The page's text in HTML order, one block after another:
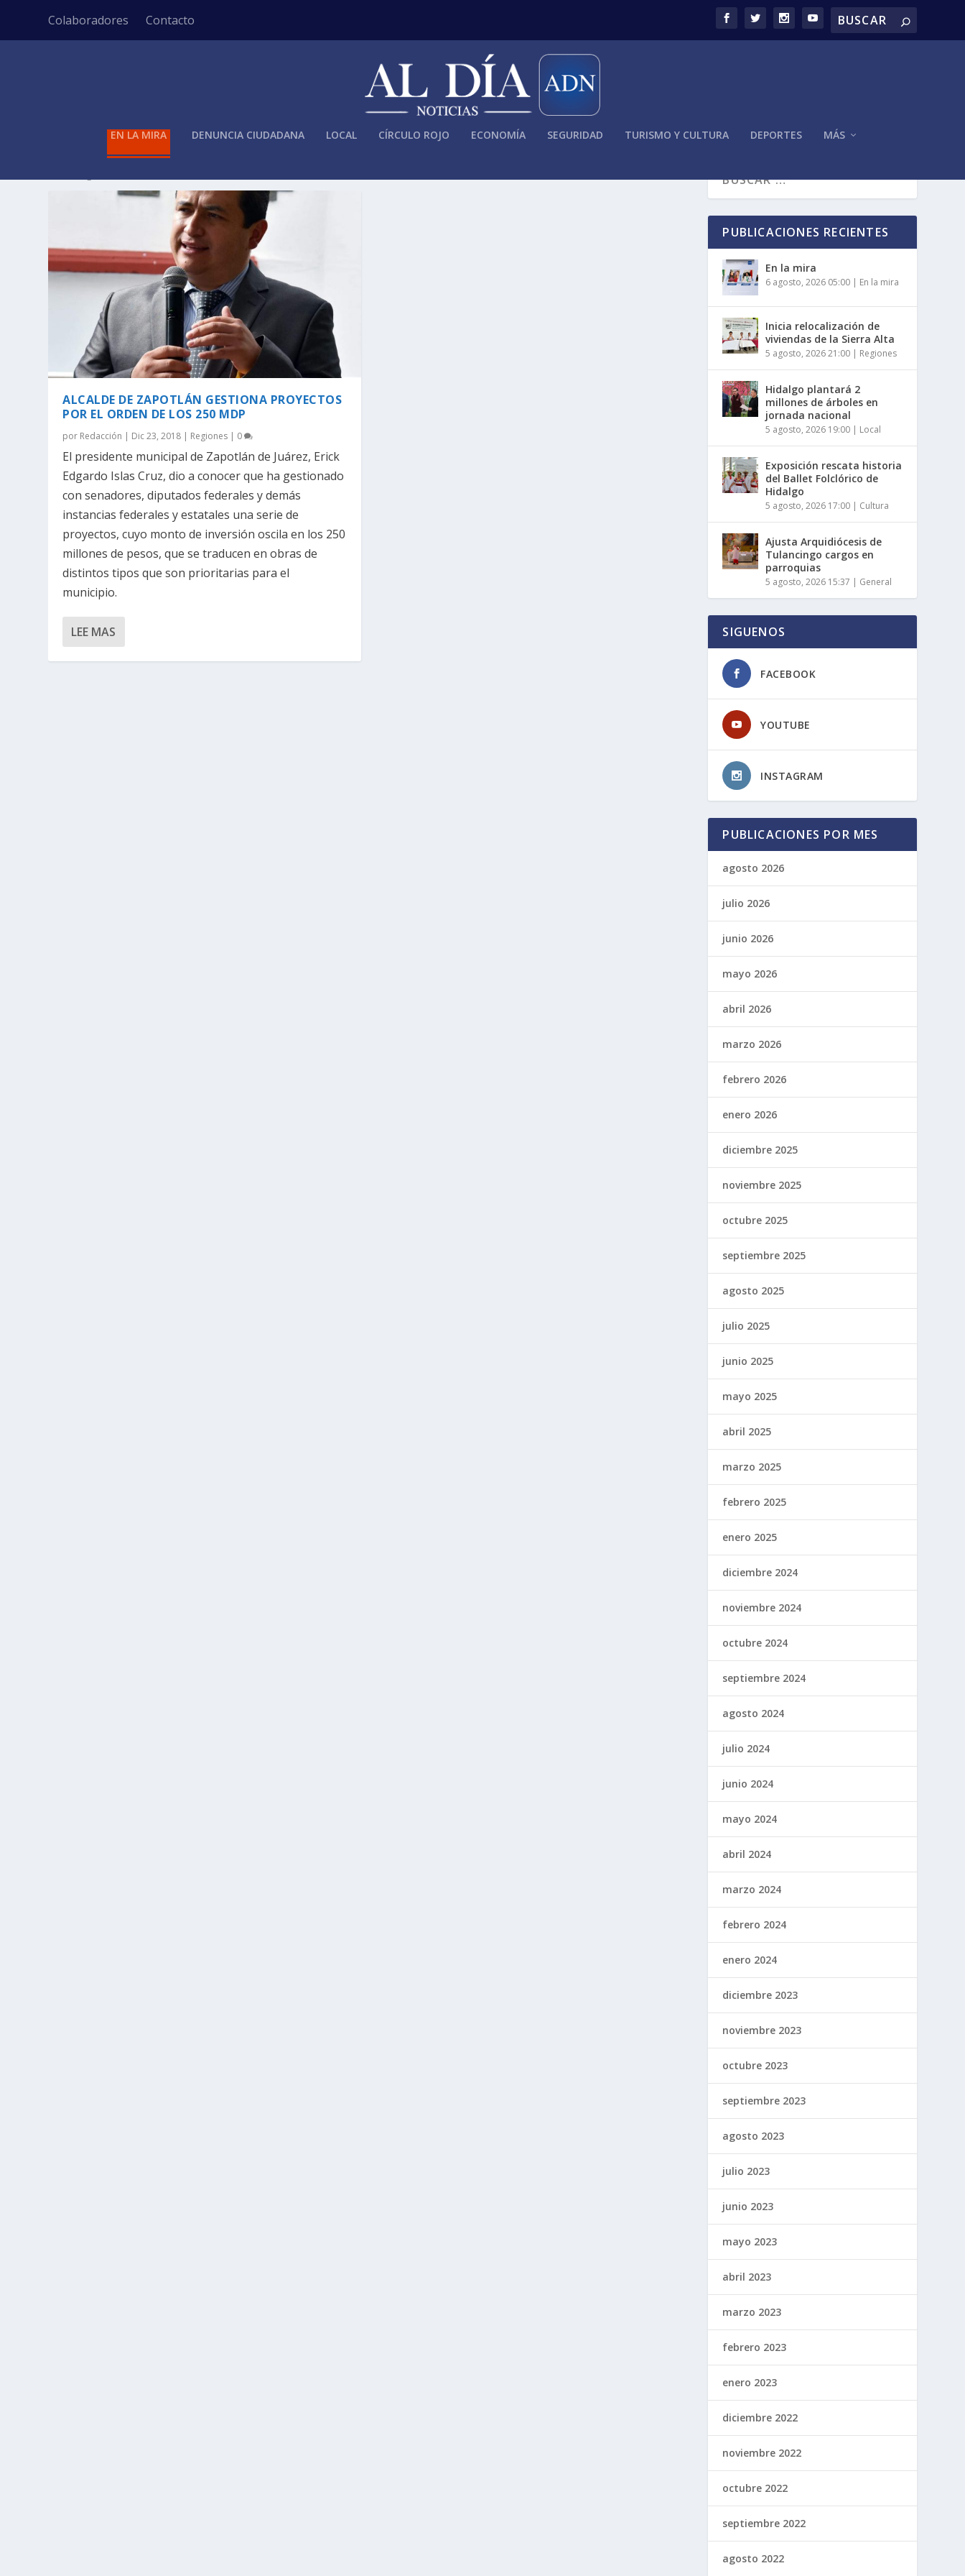
Colaboradores Contacto
EN LA MIRA DENUNCIA CIUDADANA LOCAL CÍRCULO ROJO ECONOMÍA SEGURIDAD TURISMO Y CULTURA DEPORTES MÁS
ALCALDE DE ZAPOTLÁN GESTIONA PROYECTOS
POR EL ORDEN DE LOS 250 MDP
por Redacción | Dic 23, 2018 | Regiones | 0
El presidente municipal de Zapotlán de Juárez, Erick
Edgardo Islas Cruz, dio a conocer que ha gestionado
con senadores, diputados federales y demás
instancias federales y estatales una serie de
proyectos, cuyo monto de inversión oscila en los 250
millones de pesos, que se traducen en obras de
distintos tipos que son prioritarias para el
municipio.
LEE MAS
PUBLICACIONES RECIENTES
En la mira
6 agosto, 2026 05:00 | En la mira
Inicia relocalización de
viviendas de la Sierra Alta
5 agosto, 2026 21:00 | Regiones
Hidalgo plantará 2
millones de árboles en
jornada nacional
5 agosto, 2026 19:00 | Local
Exposición rescata historia
del Ballet Folclórico de
Hidalgo
5 agosto, 2026 17:00 | Cultura
Ajusta Arquidiócesis de
Tulancingo cargos en
parroquias
5 agosto, 2026 15:37 | General
SIGUENOS
FACEBOOK
YOUTUBE
INSTAGRAM
PUBLICACIONES POR MES
agosto 2026
julio 2026
junio 2026
mayo 2026
abril 2026
marzo 2026
febrero 2026
enero 2026
diciembre 2025
noviembre 2025
octubre 2025
septiembre 2025
agosto 2025
julio 2025
junio 2025
mayo 2025
abril 2025
marzo 2025
febrero 2025
enero 2025
diciembre 2024
noviembre 2024
octubre 2024
septiembre 2024
agosto 2024
julio 2024
junio 2024
mayo 2024
abril 2024
marzo 2024
febrero 2024
enero 2024
diciembre 2023
noviembre 2023
octubre 2023
septiembre 2023
agosto 2023
julio 2023
junio 2023
mayo 2023
abril 2023
marzo 2023
febrero 2023
enero 2023
diciembre 2022
noviembre 2022
octubre 2022
septiembre 2022
agosto 2022